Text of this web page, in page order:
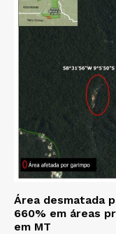
Área desmatada
660% em áreas
em MT